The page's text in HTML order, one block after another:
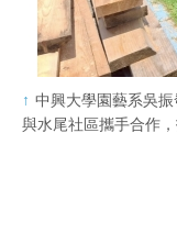
中興大學園藝系吳
與水尾社區攜手合作